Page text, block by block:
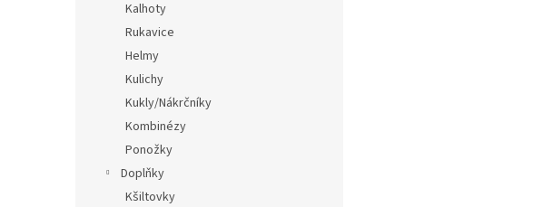
Kalhoty
Rukavice
Helmy
Kulichy
Kukly/Nákrčníky
Kombinézy
Ponožky
Doplňky
Kšiltovky